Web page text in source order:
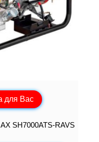
для Вас
SH7000ATS-RAVS